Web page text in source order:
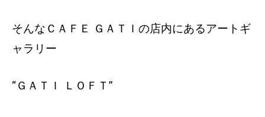
そんなＣＡＦＥ ＧＡＴＩの店内にあるアートギ
ャラリー
“ＧＡＴＩ ＬＯＦＴ”